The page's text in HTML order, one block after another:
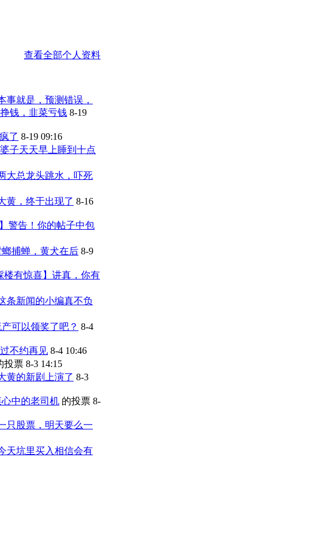
查看全部个人资料
事就是，预测错误，
钱，韭菜亏钱 8-19
了 8-19 09:16
子天天早上睡到十点
大总龙头跳水，吓死
黄，终于出现了 8-16
】警告！你的帖子中包
螂捕蝉，黄犬在后 8-9
楼有惊喜】讲真，你有
条新闻的小编真不负
可以领奖了吧？ 8-4
不约再见 8-4 10:46
投票 8-3 14:15
黄的新剧上演了 8-3
中的老司机 的投票 8-
只股票，明天要么一
天坑里买入相信会有